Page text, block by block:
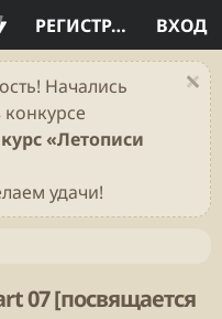
ВХОД
РЕГИСТРАЦИЯ
Начались
конкурсе
«Летописи
удачи!
07 [посвящается